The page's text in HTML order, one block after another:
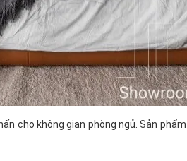
cho không gian phòng ngủ. Sản